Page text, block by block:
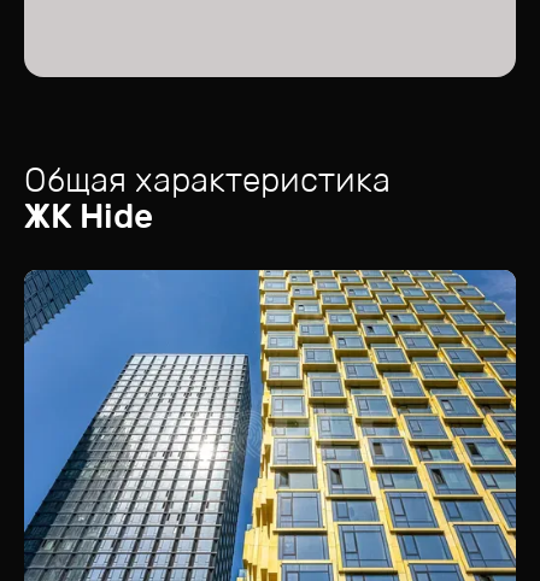
Общая характеристика
ЖК Hide